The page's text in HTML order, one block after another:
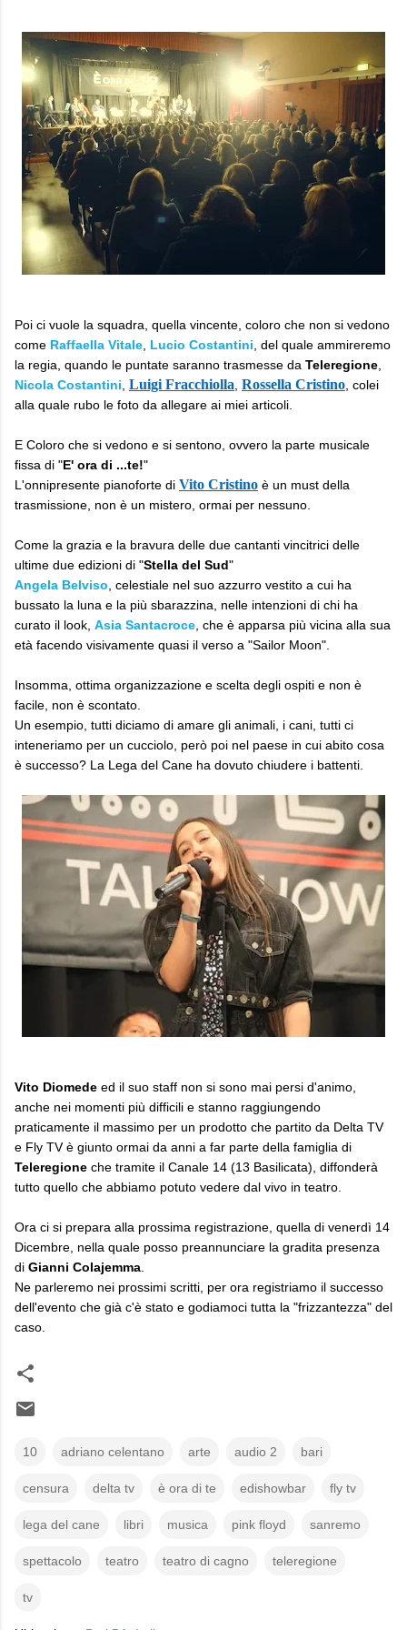
Poi ci vuole la squadra, quella vincente, coloro che non si vedono
come Raffaella Vitale Lucio Costantini , del quale ammireremo
la regia, quando le puntate saranno trasmesse da Teleregione
Nicola Costantini Luigi Fracchiolla Rossella Cristino , colei
alla quale rubo le foto da allegare ai miei articoli.
E Coloro che si vedono e si sentono, ovvero la parte musicale
fissa di "E' ora di ...te!"
L'onnipresente pianoforte di Vito Cristino è un must della
trasmissione, non è un mistero, ormai per nessuno.
Come la grazia e la bravura delle due cantanti vincitrici delle
ultime due edizioni di "Stella del Sud"
Angela Belviso , celestiale nel suo azzurro vestito a cui ha
bussato la luna e la più sbarazzina, nelle intenzioni di chi ha
curato il look, Asia Santacroce , che è apparsa più vicina alla sua
età facendo visivamente quasi il verso a "Sailor Moon".
Insomma, ottima organizzazione e scelta degli ospiti e non è
facile, non è scontato.
Un esempio, tutti diciamo di amare gli animali, i cani, tutti ci
inteneriamo per un cucciolo, però poi nel paese in cui abito cosa
è successo? La Lega del Cane ha dovuto chiudere i battenti.
Vito Diomede ed il suo staff non si sono mai persi d'animo,
anche nei momenti più difficili e stanno raggiungendo
praticamente il massimo per un prodotto che partito da Delta TV
e Fly TV è giunto ormai da anni a far parte della famiglia di
Teleregione che tramite il Canale 14 (13 Basilicata), diffonderà
tutto quello che abbiamo potuto vedere dal vivo in teatro.
Ora ci si prepara alla prossima registrazione, quella di venerdì 14
Dicembre, nella quale posso preannunciare la gradita presenza
di Gianni Colajemma
Ne parleremo nei prossimi scritti, per ora registriamo il successo
dell'evento che già c'è stato e godiamoci tutta la "frizzantezza" del
caso.
10 adriano celentano arte audio 2 bari
censura delta tv è ora di te edishowbar fly tv
lega del cane libri musica pink floyd sanremo
spettacolo teatro teatro di cagno teleregione
tv